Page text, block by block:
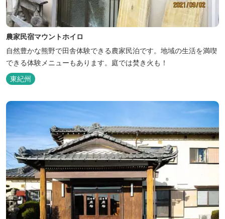
農家民宿マウントホイロ
自然豊かな熊野で田舎体験できる農家民泊です。地域の生活を満喫
できる体験メニューもあります。庭では焚き火も！
東紀州